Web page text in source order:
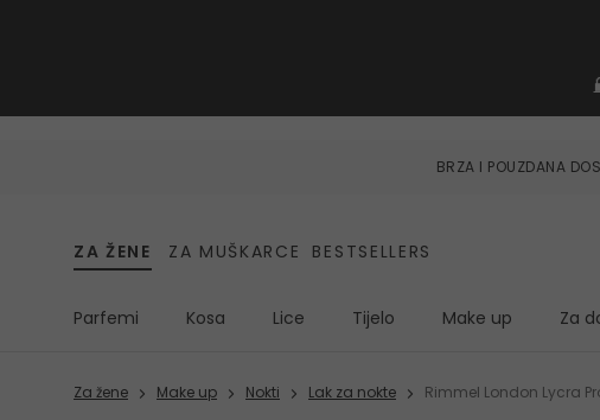
BRZA I POUZDANA
ZA ŽENE ZA MUŠKARCE BESTSELLERS
Parfemi Kosa Lice Tijelo Make up Za
Za žene Make up Nokti Lak za nokte Rimmel London Lycra